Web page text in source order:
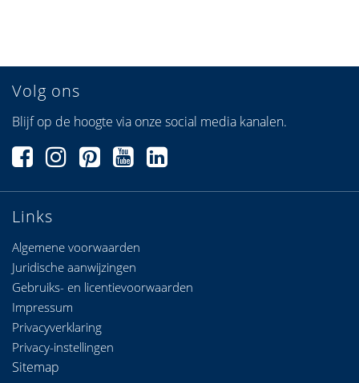
Links
Algemene voorwaarden
Juridische aanwijzingen
Gebruiks- en licentievoorwaarden
Volg ons
Blijf op de hoogte via onze social media kanalen.
Impressum
Privacyverklaring
Privacy-instellingen
Sitemap